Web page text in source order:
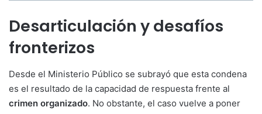
Desarticulación y desafíos
fronterizos
Desde el Ministerio Público se subrayó que esta condena
es el resultado de la capacidad de respuesta frente al
crimen organizado. No obstante, el caso vuelve a poner